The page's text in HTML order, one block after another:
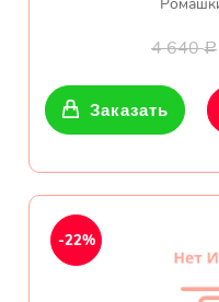
4 640Р
Заказать
-22%